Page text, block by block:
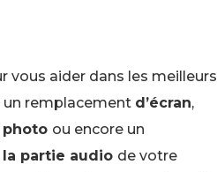
vous aider dans les meilleurs
un remplacement d’écran,
photo ou encore un
la partie audio de votre